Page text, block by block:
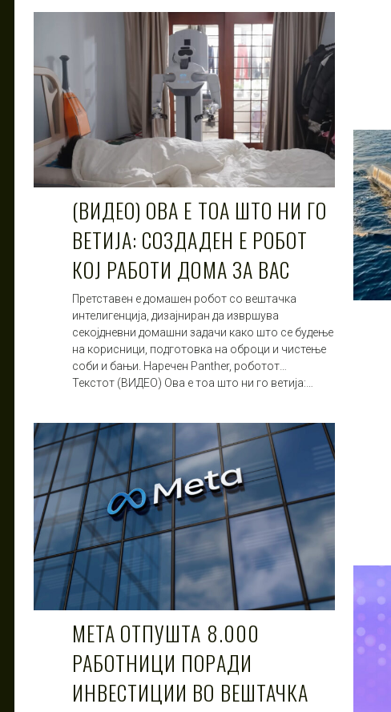
(ВИДЕО) ОВА Е ТОА ШТО НИ ГО
ВЕТИЈА: СОЗДАДЕН Е РОБОТ
КОЈ РАБОТИ ДОМА ЗА ВАС
Претставен е домашен робот со вештачка
интелигенција, дизајниран да извршува
секојдневни домашни задачи како што се будење
на корисници, подготовка на оброци и чистење
соби и бањи. Наречен Panther, роботот…
Текстот (ВИДЕО) Ова е тоа што ни го ветија:…
META ОТПУШТА 8.000
РАБОТНИЦИ ПОРАДИ
ИНВЕСТИЦИИ ВО ВЕШТАЧКА